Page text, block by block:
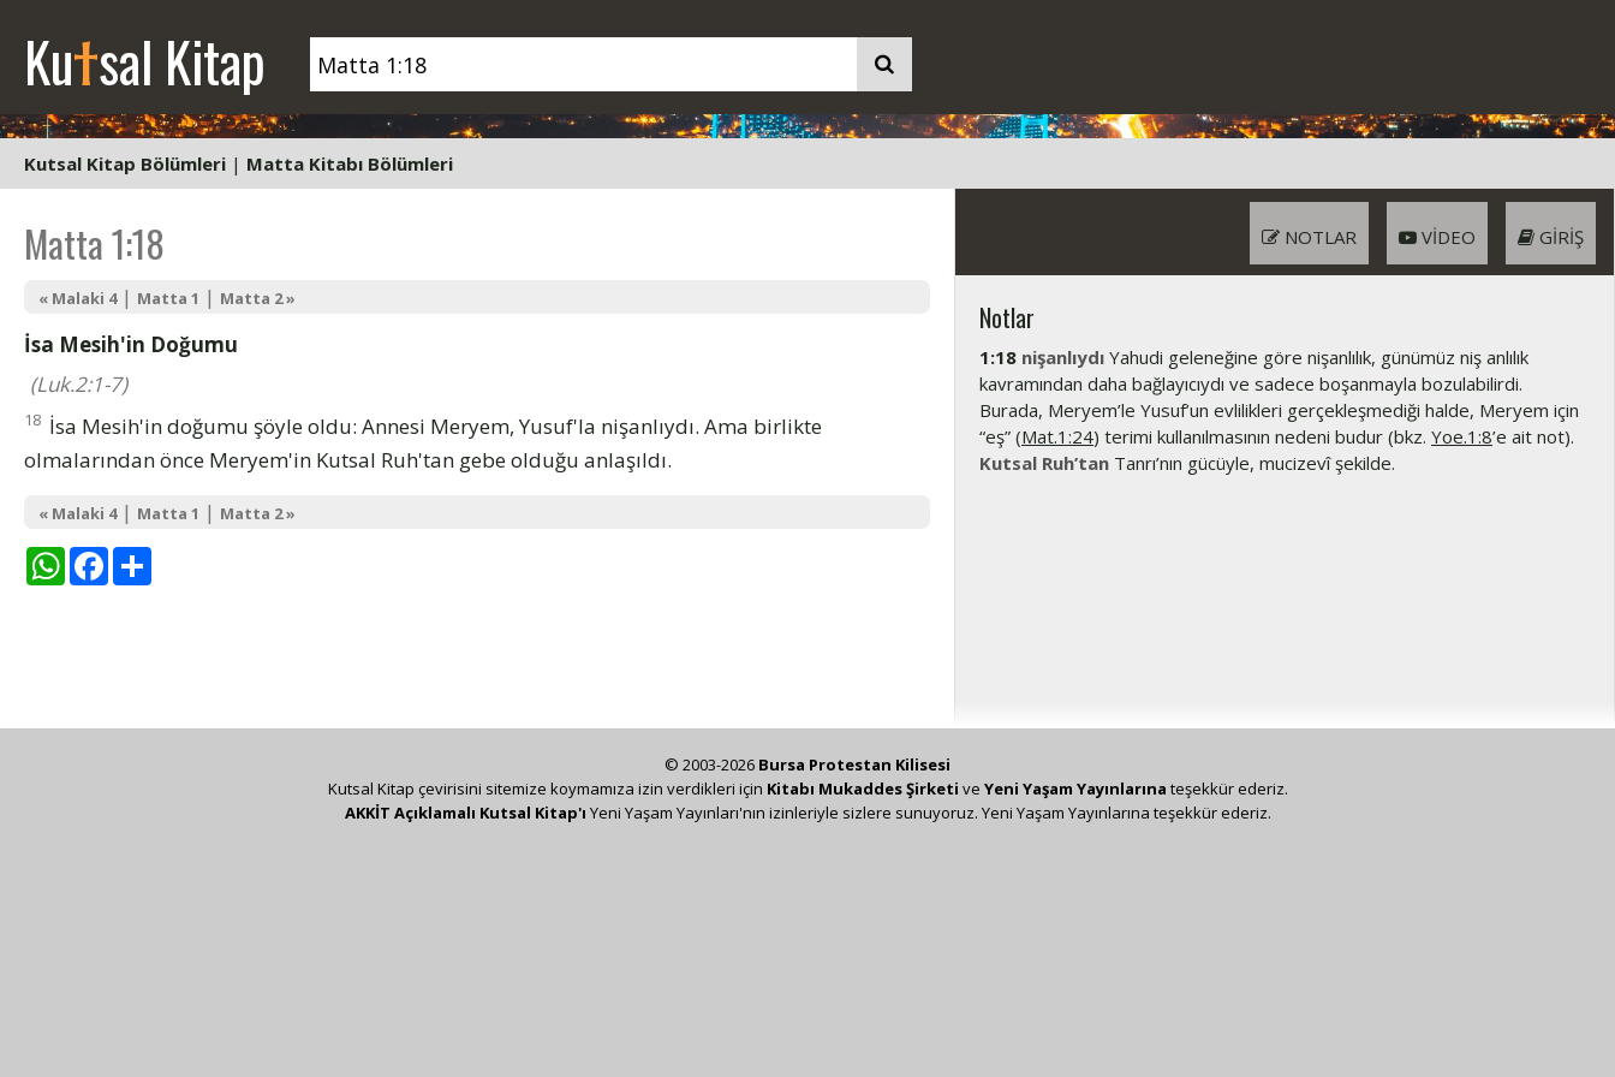
Kutsal Kitap
Kutsal Kitap Bölümleri | Matta Kitabı Bölümleri
Matta 1:18
« Malaki 4| Matta 1 | Matta 2 »
İsa Mesih'in Doğumu
(Luk.2:1-7)
18 İsa Mesih'in doğumu şöyle oldu: Annesi Meryem, Yusuf'la nişanlıydı. Ama birlikte
olmalarından önce Meryem'in Kutsal Ruh'tan gebe olduğu anlaşıldı.
« Malaki 4| Matta 1 | Matta 2 »
WhatsAppFacebook
GIRIŞ
VIDEO
NOTLAR
Notlar
1:18 nişanlıydı Yahudi geleneğine göre nişanlılık, günümüz niş anlılık
kavramından daha bağlayıcıydı ve sadece boşanmayla bozulabilirdi.
Burada, Meryem’le Yusuf’un evlilikleri gerçekleşmediği halde, Meryem için
“eş” (Mat.1:24) terimi kullanılmasının nedeni budur (bkz. Yoe.1:8’e ait not).
Kutsal Ruh’tan Tanrı’nın gücüyle, mucizevî şekilde.
© 2003-2026 Bursa Protestan Kilisesi
Kutsal Kitap çevirisini sitemize koymamıza izin verdikleri için Kitabı Mukaddes Şirketi ve Yeni Yaşam Yayınlarına teşekkür ederiz.
AKKİT Açıklamalı Kutsal Kitap'ı Yeni Yaşam Yayınları'nın izinleriyle sizlere sunuyoruz. Yeni Yaşam Yayınlarına teşekkür ederiz.